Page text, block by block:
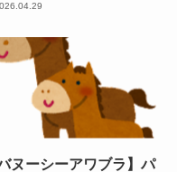
バヌーシーアワブラ】パ